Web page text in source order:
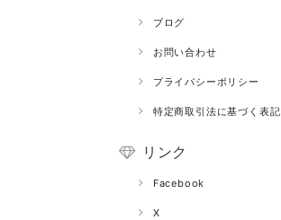
ブログ
お問い合わせ
プライバシーポリシー
特定商取引法に基づく表記
リンク
Facebook
X